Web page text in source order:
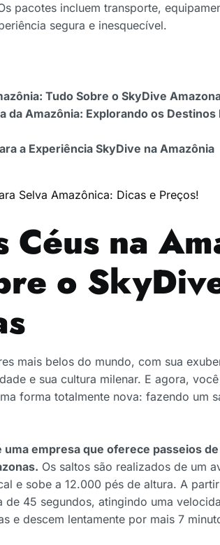
pacotes incluem transporte,
segura e inesquecível.
Tudo Sobre o SkyDive
da Amazônia: Explorando os
a Experiência SkyDive na Amazônia
Selva Amazônica: Dicas e Preços!
Céus na
o
mais belos do mundo, com sua
e sua cultura milenar. E agora,
forma totalmente nova: fazendo um
empresa que oferece passeios
Os saltos são realizados de um
e sobe a 12.000 pés de altura. A
de 45 segundos, atingindo uma
e descem lentamente por mais 7